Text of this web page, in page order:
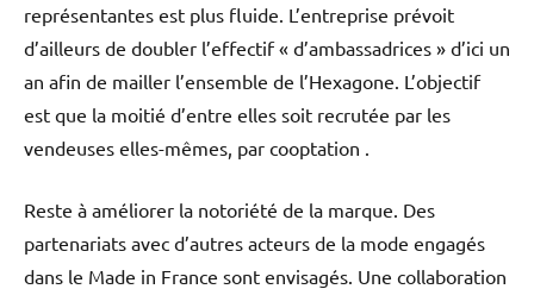
représentantes est plus fluide. L’entreprise prévoit
d’ailleurs de doubler l’effectif « d’ambassadrices » d’ici un
an afin de mailler l’ensemble de l’Hexagone. L’objectif
est que la moitié d’entre elles soit recrutée par les
vendeuses elles-mêmes, par cooptation .
Reste à améliorer la notoriété de la marque. Des
partenariats avec d’autres acteurs de la mode engagés
dans le Made in France sont envisagés. Une collaboration